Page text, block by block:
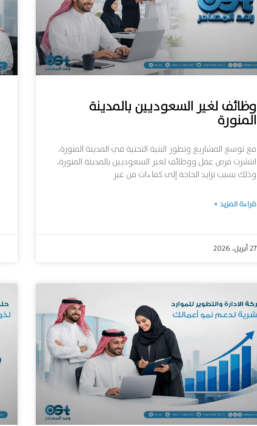
وظائف لغير السعوديين بالمدينة
المنورة
مع توسع المشاريع وتطور البنية التحتية في المدينة المنورة،
انتشرت فرص عمل ووظائف لغير السعوديين بالمدينة المنورة،
وذلك بسبب تزايد الحاجة إلى كفاءات من غير
قراءة المزيد »
27 أبريل، 2026